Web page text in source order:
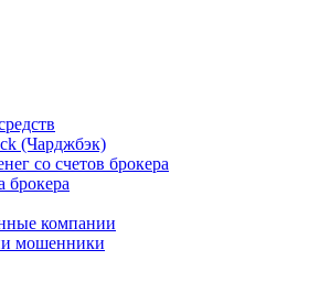
(Чарджбэк)
со счетов брокера
брокера
компании
мошенники